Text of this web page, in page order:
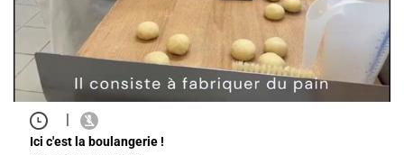
|
Ici c'est la boulangerie !